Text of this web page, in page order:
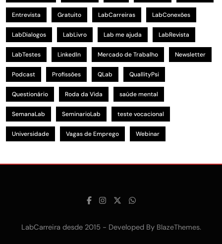
Entrevista Gratuito LabCarreiras LabConexões
LabDialogos LabLivro Lab me ajuda LabRevista
LabTestes LinkedIn Mercado de Trabalho Newsletter
Podcast Profissões QLab QuallityPsi
Questionário Roda da Vida saúde mental
SemanaLab SeminarioLab teste vocacional
Universidade Vagas de Emprego Webinar
LabCarreira desde 2015 - Developed By BlazeThemes.